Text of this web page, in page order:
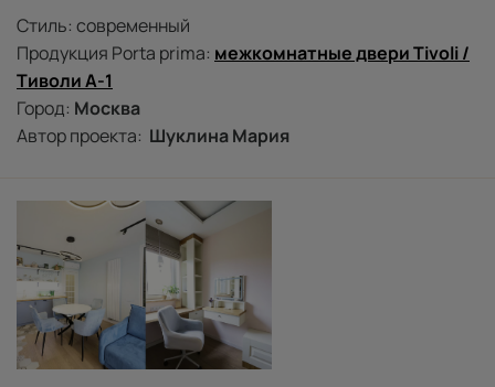
Стиль: современный
Продукция Porta prima: межкомнатные двери Tivoli /
Тиволи А-1
Город: Москва
Автор проекта: Шуклина Мария